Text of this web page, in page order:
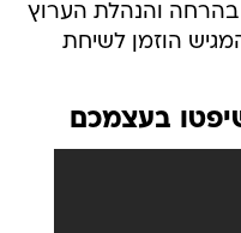
בהרחה והנהלת הערוץ
הוזמן לשיחת
בעצמכם